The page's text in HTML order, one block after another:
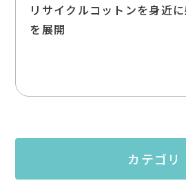
リサイクルコットンを身近
を展開
カテゴリ